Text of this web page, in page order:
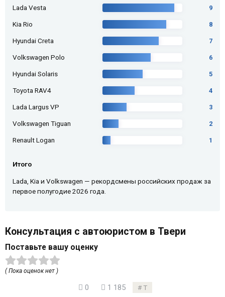
Lada Vesta 9
Kia Rio 8
Hyundai Creta 7
Volkswagen Polo 6
Hyundai Solaris 5
Toyota RAV4 4
Lada Largus VP 3
Volkswagen Tiguan 2
Renault Logan 1
Итого
Lada, Kia и Volkswagen — рекордсмены российских продаж за
первое полугодие 2026 года.
Консультация с автоюристом в Твери
Поставьте вашу оценку
( Пока оценок нет )
0 1 185 Т